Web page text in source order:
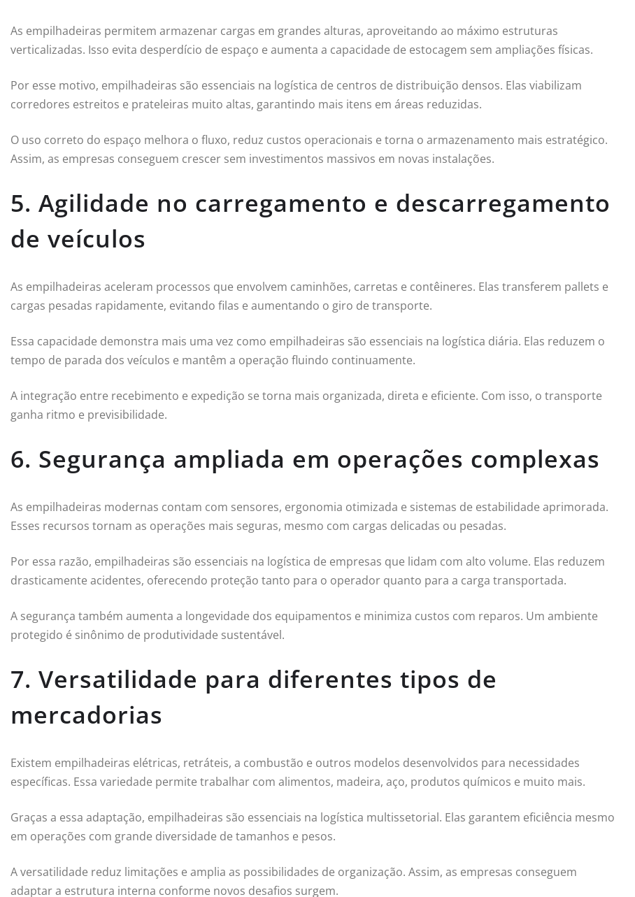
As empilhadeiras permitem armazenar cargas em grandes alturas, aproveitando ao máximo estruturas
verticalizadas. Isso evita desperdício de espaço e aumenta a capacidade de estocagem sem ampliações físicas.
Por esse motivo, empilhadeiras são essenciais na logística de centros de distribuição densos. Elas viabilizam
corredores estreitos e prateleiras muito altas, garantindo mais itens em áreas reduzidas.
O uso correto do espaço melhora o fluxo, reduz custos operacionais e torna o armazenamento mais estratégico.
Assim, as empresas conseguem crescer sem investimentos massivos em novas instalações.
5. Agilidade no carregamento e descarregamento
de veículos
As empilhadeiras aceleram processos que envolvem caminhões, carretas e contêineres. Elas transferem pallets e
cargas pesadas rapidamente, evitando filas e aumentando o giro de transporte.
Essa capacidade demonstra mais uma vez como empilhadeiras são essenciais na logística diária. Elas reduzem o
tempo de parada dos veículos e mantêm a operação fluindo continuamente.
A integração entre recebimento e expedição se torna mais organizada, direta e eficiente. Com isso, o transporte
ganha ritmo e previsibilidade.
6. Segurança ampliada em operações complexas
As empilhadeiras modernas contam com sensores, ergonomia otimizada e sistemas de estabilidade aprimorada.
Esses recursos tornam as operações mais seguras, mesmo com cargas delicadas ou pesadas.
Por essa razão, empilhadeiras são essenciais na logística de empresas que lidam com alto volume. Elas reduzem
drasticamente acidentes, oferecendo proteção tanto para o operador quanto para a carga transportada.
A segurança também aumenta a longevidade dos equipamentos e minimiza custos com reparos. Um ambiente
protegido é sinônimo de produtividade sustentável.
7. Versatilidade para diferentes tipos de
mercadorias
Existem empilhadeiras elétricas, retráteis, a combustão e outros modelos desenvolvidos para necessidades
específicas. Essa variedade permite trabalhar com alimentos, madeira, aço, produtos químicos e muito mais.
Graças a essa adaptação, empilhadeiras são essenciais na logística multissetorial. Elas garantem eficiência mesmo
em operações com grande diversidade de tamanhos e pesos.
A versatilidade reduz limitações e amplia as possibilidades de organização. Assim, as empresas conseguem
adaptar a estrutura interna conforme novos desafios surgem.